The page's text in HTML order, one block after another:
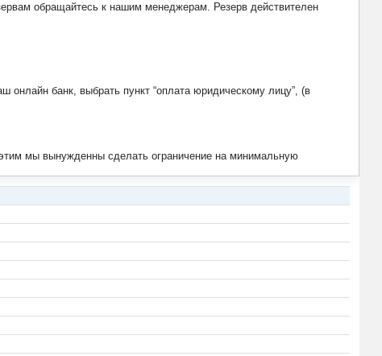
обращайтесь к нашим менеджерам. Резерв действителен
банк, выбрать пункт “оплата юридическому лицу”, (в
мы вынужденны сделать ограничение на минимальную